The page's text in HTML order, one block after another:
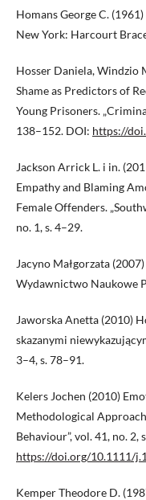
Homans George C.
New York: Harcourt
Hosser Daniela, Windzio
Shame as Predictors of
Young Prisoners.
138–152. DOI: https://
Jackson Arrick L. i in.
Empathy and Blaming
Female Offenders.
no. 1, s. 4–29.
Jacyno Małgorzata
Wydawnictwo Naukowe
Jaworska Anetta (2010)
skazanymi
3–4, s. 78–91.
Kelers Jochen (2010)
Methodological
Behaviour”, vol. 41, no. 2,
https://doi.org/10.1111/
Kemper Theodore D.